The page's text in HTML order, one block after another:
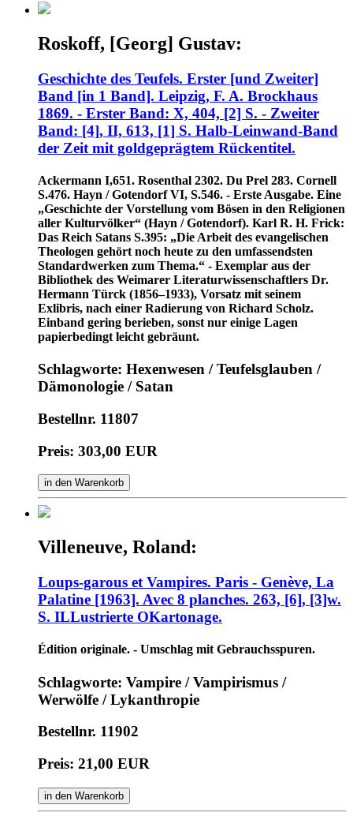
Roskoff, [Georg] Gustav:
Geschichte des Teufels. Erster [und Zweiter]
Band [in 1 Band]. Leipzig, F. A. Brockhaus
1869. - Erster Band: X, 404, [2] S. - Zweiter
Band: [4], II, 613, [1] S. Halb-Leinwand-Band
der Zeit mit goldgeprägtem Rückentitel.
Ackermann I,651. Rosenthal 2302. Du Prel 283. Cornell
S.476. Hayn / Gotendorf VI, S.546. - Erste Ausgabe. Eine
„Geschichte der Vorstellung vom Bösen in den Religionen
aller Kulturvölker“ (Hayn / Gotendorf). Karl R. H. Frick:
Das Reich Satans S.395: „Die Arbeit des evangelischen
Theologen gehört noch heute zu den umfassendsten
Standardwerken zum Thema.“ - Exemplar aus der
Bibliothek des Weimarer Li­te­ra­tur­wis­sen­schaft­lers Dr.
Her­mann Türck (1856–1933), Vorsatz mit seinem
Exlibris, nach einer Radierung von Richard Scholz.
Einband gering berieben, sonst nur einige Lagen
papierbedingt leicht gebräunt.
Schlagworte: Hexenwesen / Teufelsglauben /
Dämonologie / Satan
Bestellnr. 11807
Preis: 303,00 EUR
in den Warenkorb
Villeneuve, Roland:
Loups-garous et Vampires. Paris - Genève, La
Palatine [1963]. Avec 8 planches. 263, [6], [3]w.
S. ILLustrierte OKartonage.
Édition originale. - Umschlag mit Gebrauchsspuren.
Schlagworte: Vampire / Vampirismus /
Werwölfe / Lykanthropie
Bestellnr. 11902
Preis: 21,00 EUR
in den Warenkorb